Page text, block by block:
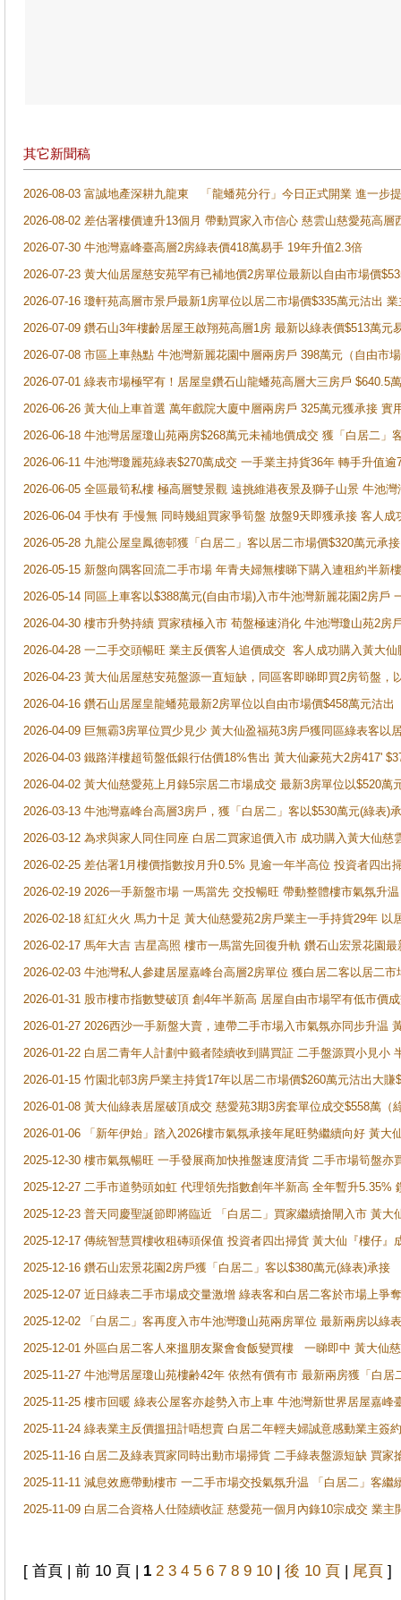
其它新聞稿
2026-08-03 富誠地產深耕九龍東 「龍蟠苑分行」今日正式開業 進一步
2026-08-02 差估署樓價連升13個月 帶動買家入市信心 慈雲山慈愛苑高層
2026-07-30 牛池灣嘉峰臺高層2房綠表價418萬易手 19年升值2.3倍
2026-07-23 黄大仙居屋慈安苑罕有已補地價2房單位最新以自由市場價
2026-07-16 瓊軒苑高層市景戶最新1房單位以居二市場價$335萬元沽出
2026-07-09 鑽石山3年樓齡居屋王啟翔苑高層1房 最新以綠表價$513萬元
2026-07-08 市區上車熱點 牛池灣新麗花園中層兩房戶 398萬元（自由市
2026-07-01 綠表市場極罕有！居屋皇鑽石山龍蟠苑高層大三房戶
2026-06-26 黃大仙上車首選 萬年戲院大廈中層兩房戶 325萬元獲承接 實
2026-06-18 牛池灣居屋瓊山苑兩房$268萬元未補地價成交 獲「白居二」
2026-06-11 牛池灣瓊麗苑綠表$270萬成交 一手業主持貨36年 轉手升值逾
2026-06-05 全區最筍私樓 極高層雙景觀 遠挑維港夜景及獅子山景 牛池
2026-06-04 手快有 手慢無 同時幾組買家爭筍盤 放盤9天即獲承接 客人
2026-05-28 九龍公屋皇鳳德邨獲「白居二」客以居二市場價$320萬元承接
2026-05-15 新盤向隅客回流二手市場 年青夫婦無樓睇下購入連租約半新
2026-05-14 同區上車客以$388萬元(自由市場)入市牛池灣新麗花園2房戶
2026-04-30 樓市升勢持續 買家積極入市 荀盤極速消化 牛池灣瓊山苑2房
2026-04-28 一二手交頭暢旺 業主反價客人追價成交 客人成功購入黃大
2026-04-23 黃大仙居屋慈安苑盤源一直短缺，同區客即睇即買2房筍盤，
2026-04-16 鑽石山居屋皇龍蟠苑最新2房單位以自由市場價$458萬元沽出
2026-04-09 巨無霸3房單位買少見少 黃大仙盈福苑3房戶獲同區綠表客以
2026-04-03 鐵路洋樓超筍盤低銀行估價18%售出 黃大仙豪苑大2房417'
2026-04-02 黃大仙慈愛苑上月錄5宗居二市場成交 最新3房單位以$520萬
2026-03-13 牛池灣嘉峰台高層3房戶，獲「白居二」客以$530萬元(綠表)
2026-03-12 為求與家人同住同座 白居二買家追價入市 成功購入黃大仙
2026-02-25 差估署1月樓價指數按月升0.5% 見逾一年半高位 投資者四
2026-02-19 2026一手新盤市場 一馬當先 交投暢旺 帶動整體樓市氣氛升
2026-02-18 紅紅火火 馬力十足 黃大仙慈愛苑2房戶業主一手持貨29年 以
2026-02-17 馬年大吉 吉星高照 樓市一馬當先回復升軌 鑽石山宏景花園
2026-02-03 牛池灣私人參建居屋嘉峰台高層2房單位 獲白居二客以居二市
2026-01-31 股市樓市指數雙破頂 創4年半新高 居屋自由市場罕有低市價
2026-01-27 2026西沙一手新盤大賣，連帶二手市場入市氣氛亦同步升温
2026-01-22 白居二青年人計劃中籤者陸續收到購買証 二手盤源買小見小
2026-01-15 竹園北邨3房戶業主持貨17年以居二市場價$260萬元沽出大賺
2026-01-08 黃大仙綠表居屋破頂成交 慈愛苑3期3房套單位成交$558萬（
2026-01-06 「新年伊始」踏入2026樓市氣氛承接年尾旺勢繼續向好 黃
2025-12-30 樓市氣氛暢旺 一手發展商加快推盤速度清貨 二手市場筍盤
2025-12-27 二手市道勢頭如虹 代理領先指數創年半新高 全年暫升5.35%
2025-12-23 普天同慶聖誕節即將臨近 「白居二」買家繼續搶閘入市 黃
2025-12-17 傳統智慧買樓收租磚頭保值 投資者四出掃貨 黃大仙『樓仔
2025-12-16 鑽石山宏景花園2房戶獲「白居二」客以$380萬元(綠表)承接
2025-12-07 近日綠表二手市場成交量激增 綠表客和白居二客於市場上
2025-12-02 「白居二」客再度入市牛池灣瓊山苑兩房單位 最新兩房以綠
2025-12-01 外區白居二客人來搵朋友聚會食飯變買樓 一睇即中 黃大仙
2025-11-27 牛池灣居屋瓊山苑樓齢42年 依然有價有市 最新兩房獲「白居
2025-11-25 樓市回暖 綠表公屋客亦趁勢入市上車 牛池灣新世界居屋嘉峰
2025-11-24 綠表業主反價搵扭計唔想賣 白居二年輕夫婦誠意感動業主簽
2025-11-16 白居二及綠表買家同時出動市場掃貨 二手綠表盤源短缺 買
2025-11-11 減息效應帶動樓市 一二手市場交投氣氛升温 「白居二」客
2025-11-09 白居二合資格人仕陸續收証 慈愛苑一個月內錄10宗成交 業
[ 首頁 | 前 10 頁 | 1 2 3 4 5 6 7 8 9 10 | 後 10 頁 | 尾頁 ]